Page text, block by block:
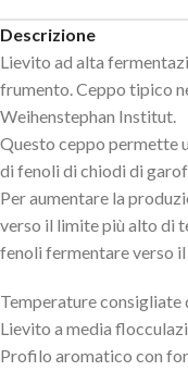
Descrizione
Lievito ad alta
frumento. Ceppo tipico
Weihenstephan Institut.
Questo ceppo permette
di fenoli di chiodi di
Per aumentare la
verso il limite più alto di
fenoli fermentare verso
Temperature
Lievito a media
Profilo aromatico con